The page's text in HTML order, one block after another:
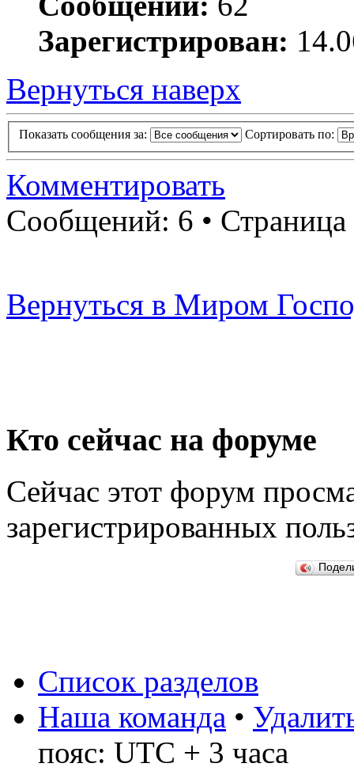
Зарегистрирован:
Вернуться наверх
Показать сообщения за: Сортировать по:
Комментировать
Сообщений: 6 • Страница
Вернуться в Миром
Кто сейчас на форуме
Сейчас этот форум
зарегистрированных
Список разделов
Наша команда •
пояс: UTC + 3 часа